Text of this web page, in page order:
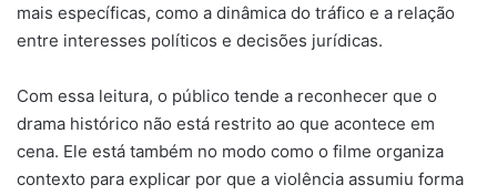
mais específicas, como a dinâmica do tráfico e a relação
entre interesses políticos e decisões jurídicas.
Com essa leitura, o público tende a reconhecer que o
drama histórico não está restrito ao que acontece em
cena. Ele está também no modo como o filme organiza
contexto para explicar por que a violência assumiu forma